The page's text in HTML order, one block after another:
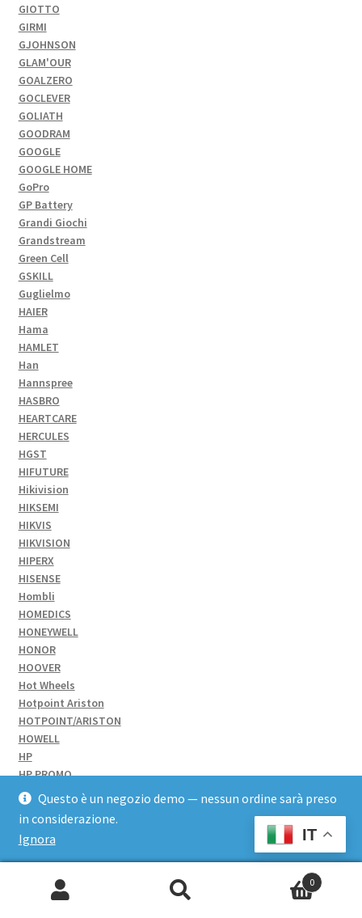
Questo è un negozio demo — nessun ordine sarà preso
in considerazione.
Ignora
GIOTTO
GIRMI
GJOHNSON
GLAM'OUR
GOALZERO
GOCLEVER
GOLIATH
GOODRAM
GOOGLE
GOOGLE HOME
GoPro
GP Battery
Grandi Giochi
Grandstream
Green Cell
GSKILL
Guglielmo
HAIER
Hama
HAMLET
Han
Hannspree
HASBRO
HEARTCARE
HERCULES
HGST
HIFUTURE
Hikivision
HIKSEMI
HIKVIS
HIKVISION
HIPERX
HISENSE
Hombli
HOMEDICS
HONEYWELL
HONOR
HOOVER
Hot Wheels
Hotpoint Ariston
HOTPOINT/ARISTON
HOWELL
HP
HP PROMO
HP SUPPL TONER
HPE
HPE ARUBA
HPE COMPUTE
HPI
HUAMI AMAZFIT
0
IT